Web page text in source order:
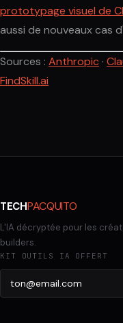
prototypage visuel de
aussi de nouveaux cas
Sources : Anthropic ·
FindSkill.ai
TECHPACQUITO
L'IA décryptée pour les
builders.
KIT OUTILS IA OFFERT